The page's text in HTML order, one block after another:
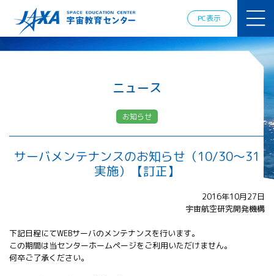
PC表示
ミー
ロスペース
情報の発
宇宙を活用
した教育実
践例
体験的学
習機会の
提供（国
ジア太平洋
地域宇宙機
ニュース
お知らせ
サーバメンテナンスのお知らせ（10/30～31
実施）【訂正】
2016年10月27日
宇宙航空研究開発機構
下記日程にてWEBサーバのメンテナンスを行います。
この期間は当センターホームページをご利用いただけません。
何卒ご了承ください。